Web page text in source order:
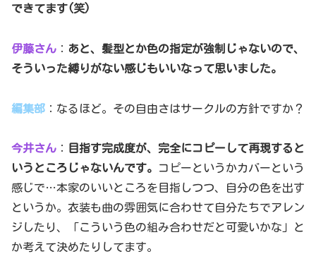
できてます(笑)
伊藤さん ： あと、髪型とか色の指定が強制じゃないので、
そういった縛りがない感じもいいなって思いました。
編集部 ：なるほど。その自由さはサークルの方針ですか？
今井さん ：
目指す完成度が、完全にコピーして再現すると
いうところじゃないんです。
コピーというかカバーという
感じで…本家のいいところを目指しつつ、自分の色を出す
というか。衣装も曲の雰囲気に合わせて自分たちでアレン
ジしたり、「こういう色の組み合わせだと可愛いかな」と
か考えて決めたりしてます。